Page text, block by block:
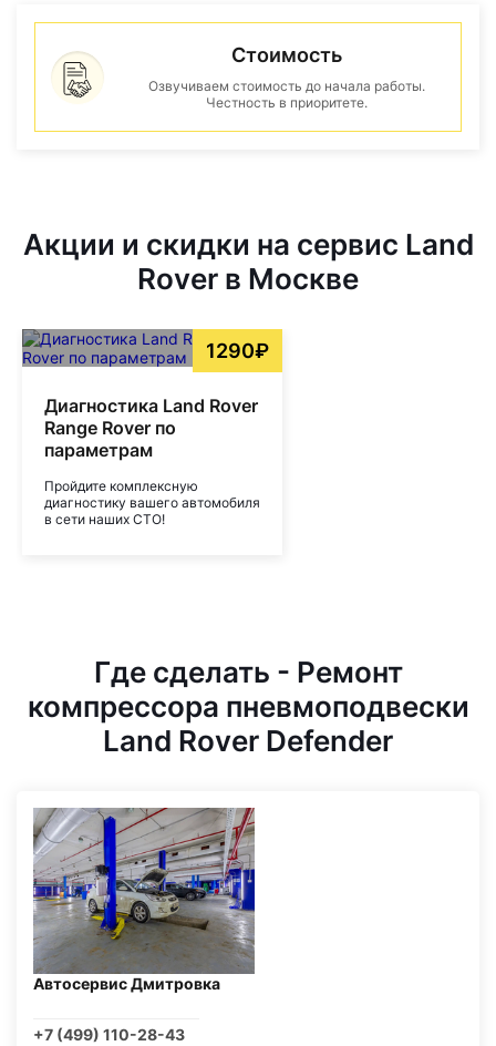
Стоимость
Озвучиваем стоимость до начала работы.
Честность в приоритете.
Акции и скидки на сервис Land
Rover в Москве
1290₽
Диагностика Land Rover
Range Rover по
параметрам
Пройдите комплексную
диагностику вашего автомобиля
в сети наших СТО!
Где сделать - Ремонт
компрессора пневмоподвески
Land Rover Defender
Автосервис Дмитровка
+7 (499) 110-28-43